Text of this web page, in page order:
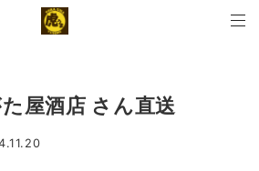
屋酒店 さん直送